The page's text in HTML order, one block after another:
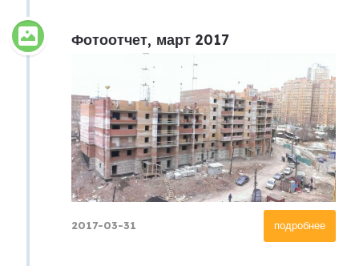
Фотоотчет, март 2017
подробнее
2017-03-31